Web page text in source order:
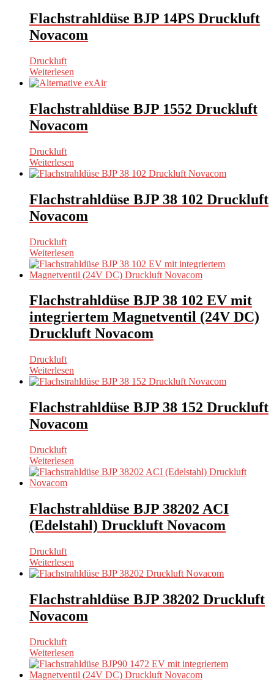
Flachstrahldüse BJP 14PS Druckluft
Novacom
Druckluft
Weiterlesen
Flachstrahldüse BJP 1552 Druckluft
Novacom
Druckluft
Weiterlesen
Flachstrahldüse BJP 38 102 Druckluft
Novacom
Druckluft
Weiterlesen
Flachstrahldüse BJP 38 102 EV mit
integriertem Magnetventil (24V DC)
Druckluft Novacom
Druckluft
Weiterlesen
Flachstrahldüse BJP 38 152 Druckluft
Novacom
Druckluft
Weiterlesen
Flachstrahldüse BJP 38202 ACI
(Edelstahl) Druckluft Novacom
Druckluft
Weiterlesen
Flachstrahldüse BJP 38202 Druckluft
Novacom
Druckluft
Weiterlesen